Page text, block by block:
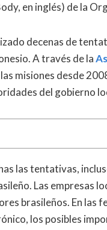
en inglés) de la
decenas de
A través de la
misiones desde
del gobierno
las tentativas,
Las empresas
brasileños. En las
los posibles